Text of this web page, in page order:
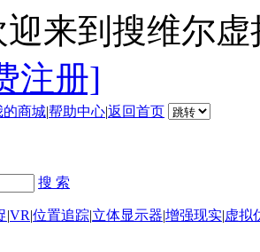
迎来到搜维尔
注册]
的商城|帮助中心|返回首页
搜 索
|VR|位置追踪|立体显示器|增强现实|虚拟